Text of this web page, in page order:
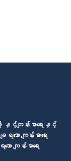
င့်ကျန်းမာရေးနှင့်
ာ ကျန်းမာရေး
ကျန်းမာရေး